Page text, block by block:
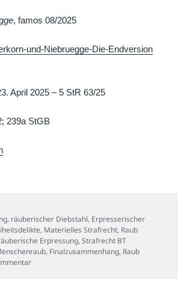
, famos 08/2025
und-Niebruegge-Die-Endversion
April 2025 – 5 StR 63/25
239a StGB
räuberischer Diebstahl, Erpresserischer
, Materielles Strafrecht, Raub
Erpressung,Strafrecht BT
, Finalzusammenhang, Raub
zu Kein Raub, aber vielleicht Menschenraub